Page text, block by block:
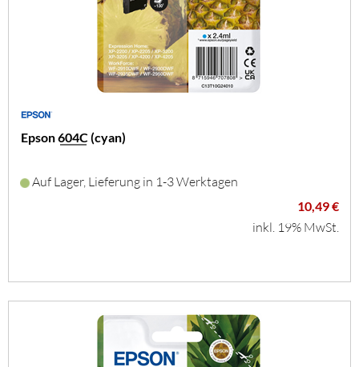
Epson 604C (cyan)
Auf Lager, Lieferung in 1-3 Werktagen
10,49 €
inkl. 19% MwSt.